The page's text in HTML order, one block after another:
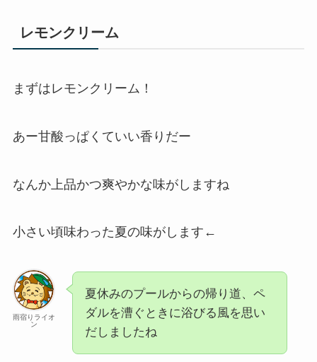
レモンクリーム
まずはレモンクリーム！
あー甘酸っぱくていい香りだー
なんか上品かつ爽やかな味がしますね
小さい頃味わった夏の味がします←
雨宿りライオ
ン
夏休みのプールからの帰り道、ペ
ダルを漕ぐときに浴びる風を思い
だしましたね